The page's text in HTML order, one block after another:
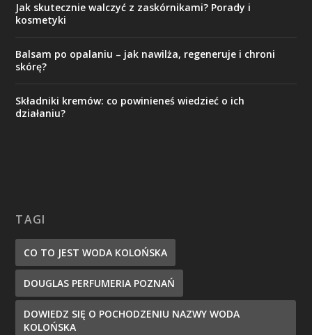
Jak skutecznie walczyć z zaskórnikami? Porady i
kosmetyki
Balsam po opalaniu – jak nawilża, regeneruje i chroni
skórę?
Składniki kremów: co powinieneś wiedzieć o ich
działaniu?
TAGI
CO TO JEST WODA KOLOŃSKA
DOUGLAS PERFUMERIA POZNAŃ
DOWIEDZ SIĘ O POCHODZENIU NAZWY WODA
KOLOŃSKA